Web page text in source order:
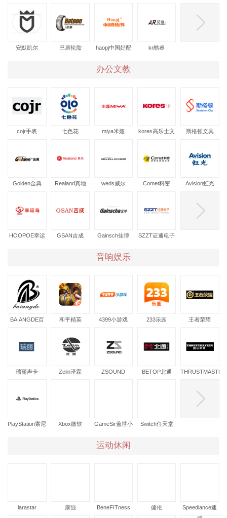
安默凯尔 巴盾轮胎
haopj中国好配
kr酷睿
办公文教
cojr手表 七色花 miya米娅
kores高乐士文
斯格顿文具
Golden金典 Realand真地 weds威尔 Comet科密 Avision虹光
HOOPOE幸运
GSAN吉成 Gainsch佳博 SZZT证通电子
音响娱乐
BAIANGDE百
和平精英 4399小游戏 233乐园 王者荣耀
瑞丽声卡 Zelin泽霖 ZSOUND BETOP北通
THRUSTMASTER
PlayStation索尼 Xbox微软
GameSir盖世小
Switch任天堂
运动休闲
larastar 康强 BeneFITness 健伦
Speediance速